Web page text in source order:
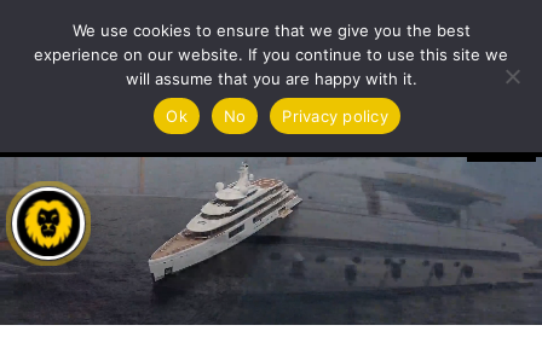
We use cookies to ensure that we give you the best
experience on our website. If you continue to use this site we
will assume that you are happy with it.
Ok
No Privacy policy